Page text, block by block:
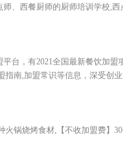
、西餐厨师的厨师培训学校,
台，有2021全国最新餐饮加
指南,加盟常识等信息，深受
锅烧烤食材,【不收加盟费】